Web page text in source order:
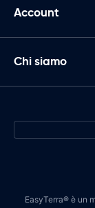
Account
Chi siamo
EasyTerra® è un